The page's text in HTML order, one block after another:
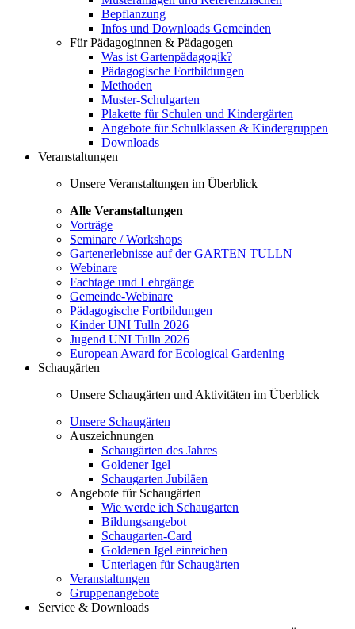
Bepflanzung
Infos und Downloads Gemeinden
Für Pädagoginnen & Pädagogen
Was ist Gartenpädagogik?
Pädagogische Fortbildungen
Methoden
Muster-Schulgarten
Plakette für Schulen und Kindergärten
Angebote für Schulklassen & Kindergruppen
Downloads
Veranstaltungen
Unsere Veranstaltungen im Überblick
Alle Veranstaltungen
Vorträge
Seminare / Workshops
Gartenerlebnisse auf der GARTEN TULLN
Webinare
Fachtage und Lehrgänge
Gemeinde-Webinare
Pädagogische Fortbildungen
Kinder UNI Tulln 2026
Jugend UNI Tulln 2026
European Award for Ecological Gardening
Schaugärten
Unsere Schaugärten und Aktivitäten im Überblick
Unsere Schaugärten
Auszeichnungen
Schaugärten des Jahres
Goldener Igel
Schaugarten Jubiläen
Angebote für Schaugärten
Wie werde ich Schaugarten
Bildungsangebot
Schaugarten-Card
Goldenen Igel einreichen
Unterlagen für Schaugärten
Veranstaltungen
Gruppenangebote
Service & Downloads